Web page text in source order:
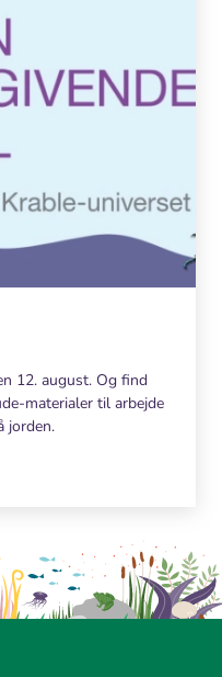
12. august. Og find
materialer til arbejde
jorden.